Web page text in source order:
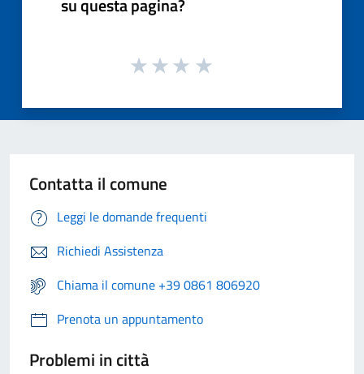
Contatta il comune
Leggi le domande frequenti
Richiedi Assistenza
Chiama il comune +39 0861 806920
Prenota un appuntamento
Problemi in città